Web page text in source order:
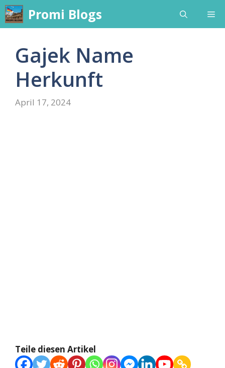
Skip
to
content
Promi Blogs
Gajek Name
Herkunft
April 17, 2024
Teile diesen Artikel